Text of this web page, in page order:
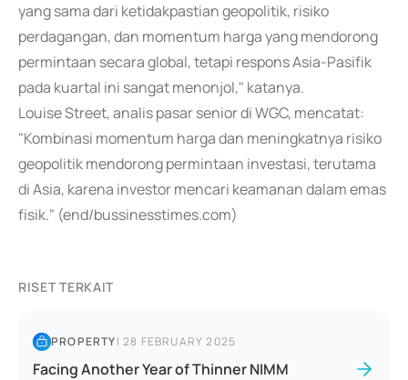
yang sama dari ketidakpastian geopolitik, risiko
perdagangan, dan momentum harga yang mendorong
permintaan secara global, tetapi respons Asia-Pasifik
pada kuartal ini sangat menonjol," katanya.
Louise Street, analis pasar senior di WGC, mencatat:
"Kombinasi momentum harga dan meningkatnya risiko
geopolitik mendorong permintaan investasi, terutama
di Asia, karena investor mencari keamanan dalam emas
fisik." (end/bussinesstimes.com)
RISET TERKAIT
PROPERTY|28 FEBRUARY 2025
Facing Another Year of Thinner NIMM